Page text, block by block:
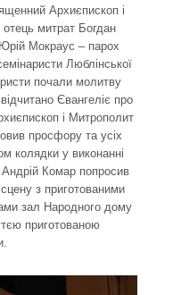
Архиєпископ і
митрат Богдан
Мокраус – парох
Люблінської
почали молитву
Євангеліє про
і Митрополит
просфору та усіх
колядки у виконанні
Комар попросив
з приготованими
зал Народного дому
приготованою